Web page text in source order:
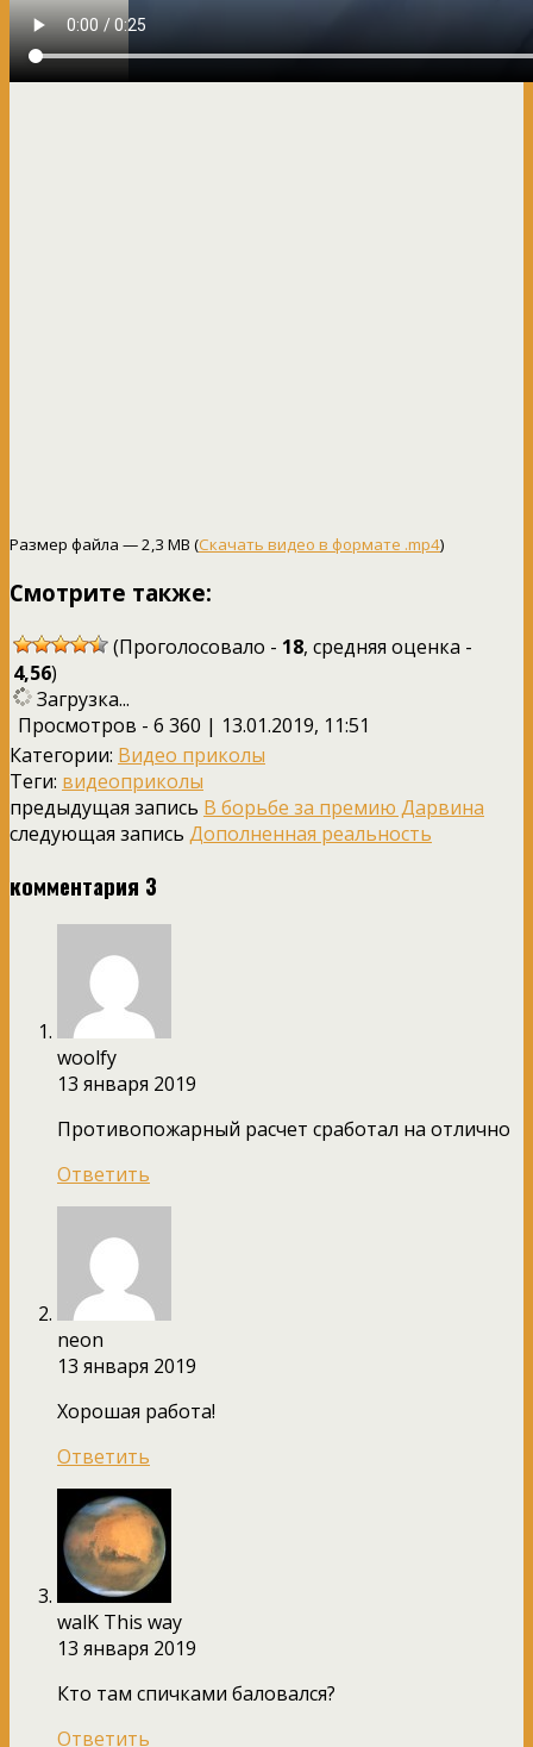
Размер файла — 2,3 MB (Скачать видео в формате .mp4)
Смотрите также:
(Проголосовало - 18, средняя оценка -
4,56)
Загрузка...
Просмотров - 6 360 | 13.01.2019, 11:51
Категории: Видео приколы
Теги: видеоприколы
предыдущая запись В борьбе за премию Дарвина
следующая запись Дополненная реальность
комментария 3
woolfy
13 января 2019
Противопожарный расчет сработал на отлично
Ответить
neon
13 января 2019
Хорошая работа!
Ответить
walK This way
13 января 2019
Кто там спичками баловался?
Ответить